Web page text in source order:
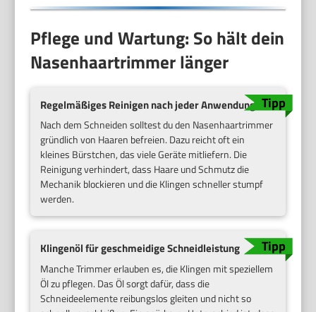
Pflege und Wartung: So hält dein
Nasenhaartrimmer länger
Regelmäßiges Reinigen nach jeder Anwendung
Nach dem Schneiden solltest du den Nasenhaartrimmer
gründlich von Haaren befreien. Dazu reicht oft ein
kleines Bürstchen, das viele Geräte mitliefern. Die
Reinigung verhindert, dass Haare und Schmutz die
Mechanik blockieren und die Klingen schneller stumpf
werden.
Klingenöl für geschmeidige Schneidleistung
Manche Trimmer erlauben es, die Klingen mit speziellem
Öl zu pflegen. Das Öl sorgt dafür, dass die
Schneideelemente reibungslos gleiten und nicht so